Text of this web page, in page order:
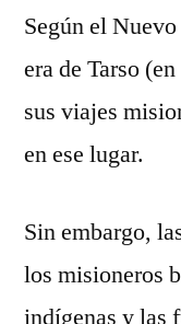
Según el
era de Tarso
sus viajes
en ese lugar.
Sin embargo,
los misioneros
indígenas y las